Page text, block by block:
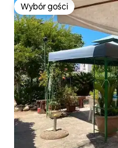
Wybór gości
Wybór gości